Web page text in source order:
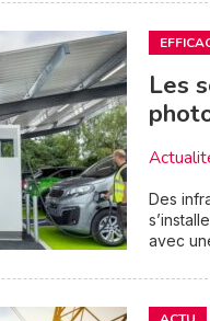
Les
Des
avec